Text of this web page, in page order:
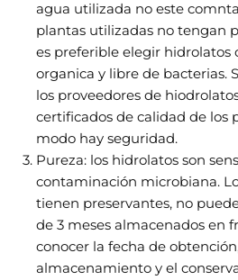
agua utilizada no este
plantas utilizadas no tengan
es preferible elegir hidrolatos
organica y libre de bacterias.
los proveedores de
certificados de calidad de los
modo hay seguridad.
Pureza: los hidrolatos son
contaminación microbiana.
tienen preservantes, no
de 3 meses almacenados en
conocer la fecha de
almacenamiento y el